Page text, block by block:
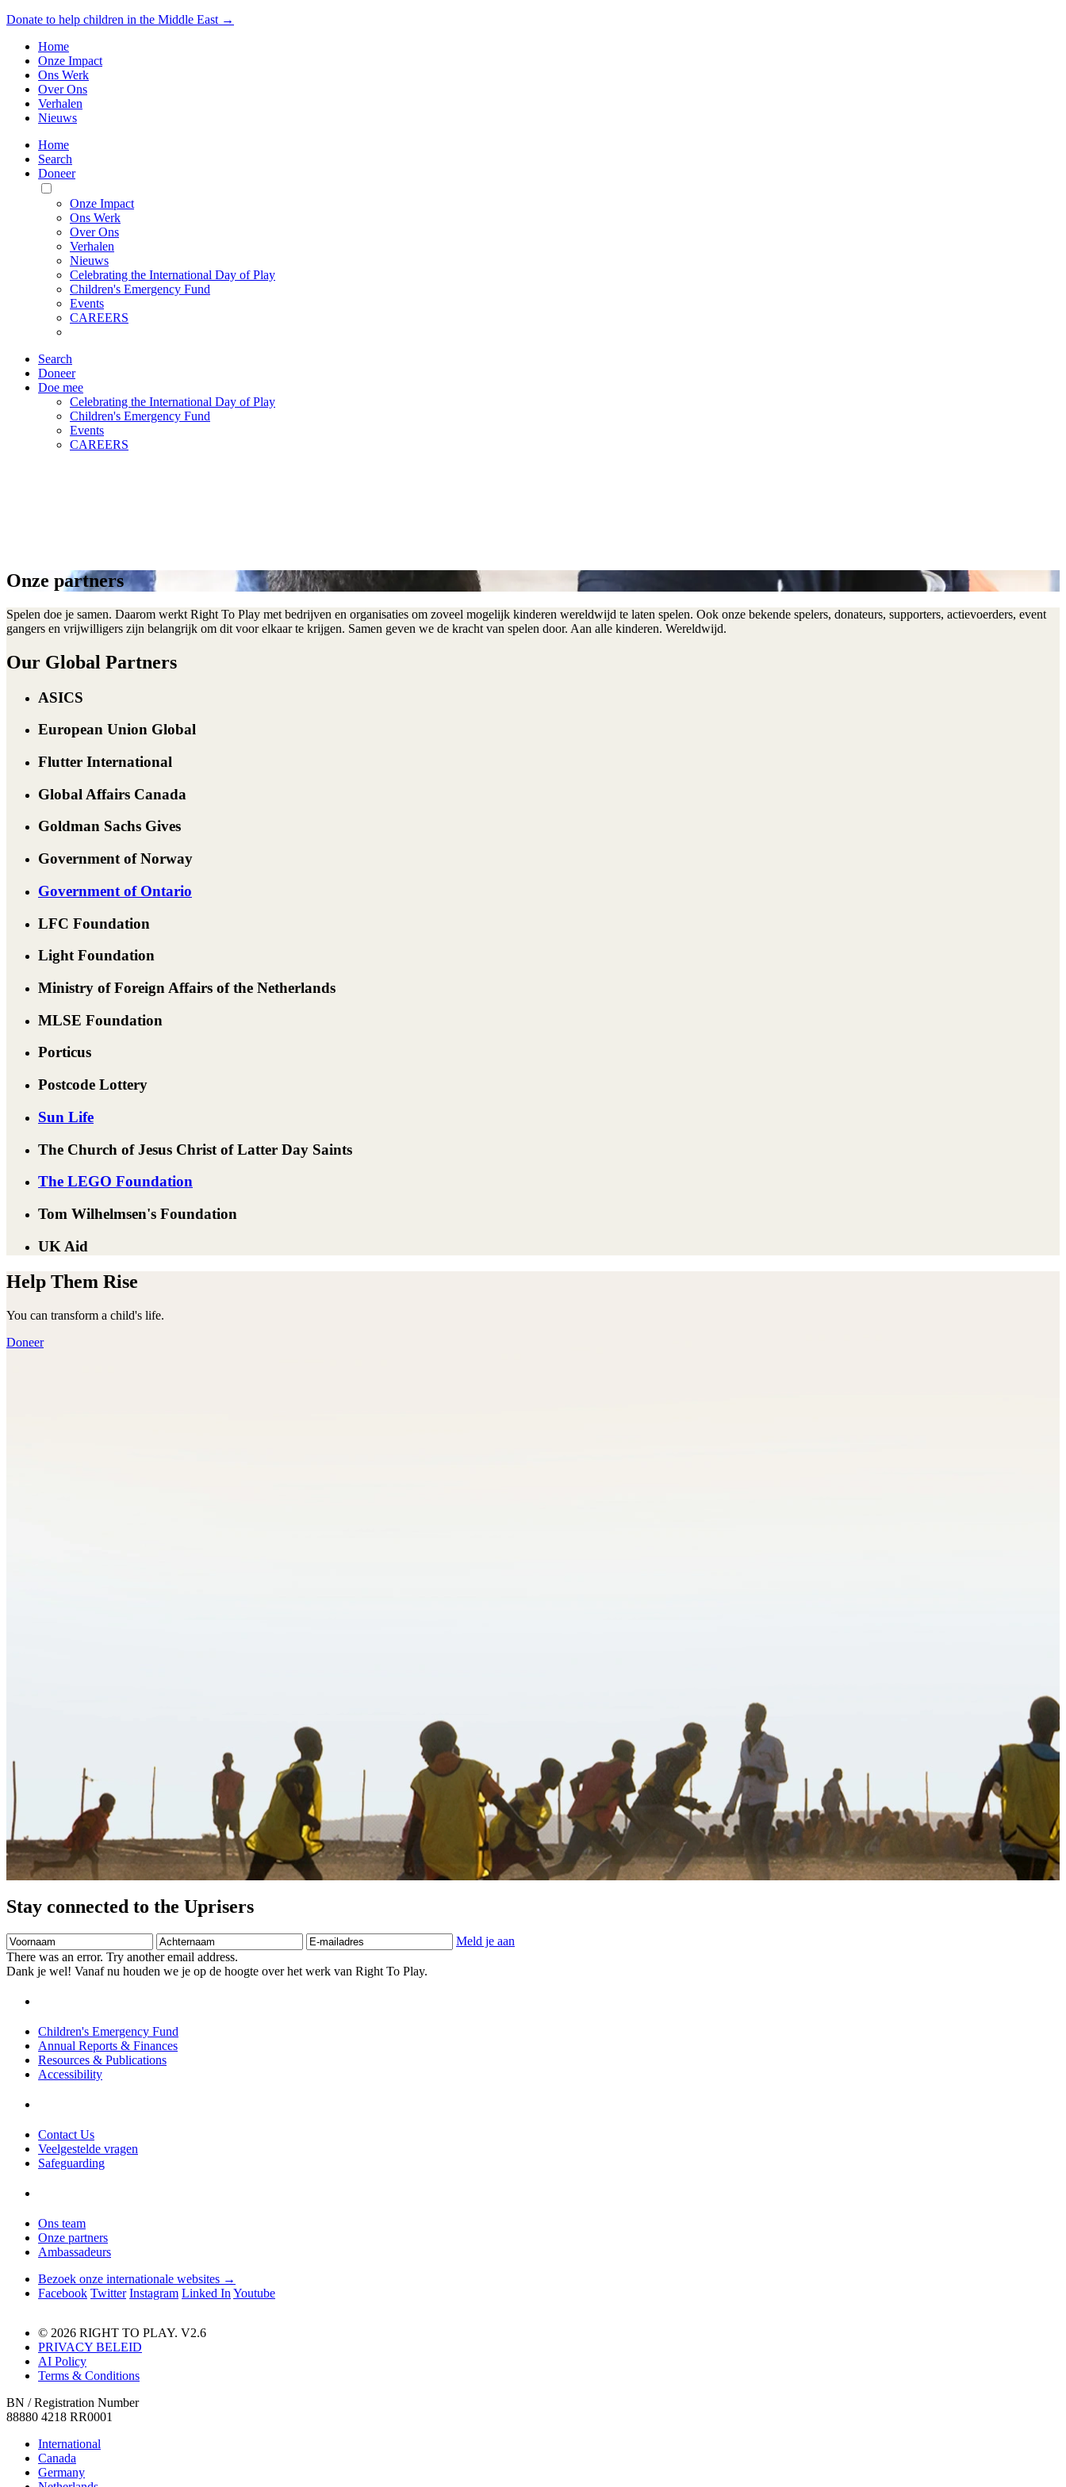
Donate to help children in the Middle East →
Home
Onze Impact
Ons Werk
Over Ons
Verhalen
Nieuws
Home
Search
Doneer
Toggle
Mobile
Menu
Onze Impact
Ons Werk
Over Ons
Verhalen
Nieuws
Celebrating the International Day of Play
Children's Emergency Fund
Events
CAREERS
Search
Doneer
Doe mee
Celebrating the International Day of Play
Children's Emergency Fund
Events
CAREERS
Onze partners
Spelen doe je samen. Daarom werkt Right To Play met bedrijven en organisaties om zoveel mogelijk kinderen wereldwijd te laten spelen. Ook onze bekende spelers, donateurs, supporters, actievoerders, event
gangers en vrijwilligers zijn belangrijk om dit voor elkaar te krijgen. Samen geven we de kracht van spelen door. Aan alle kinderen. Wereldwijd.
Our Global Partners
ASICS
European Union Global
Flutter International
Global Affairs Canada
Goldman Sachs Gives
Government of Norway
Government of Ontario
LFC Foundation
Light Foundation
Ministry of Foreign Affairs of the Netherlands
MLSE Foundation
Porticus
Postcode Lottery
Sun Life
The Church of Jesus Christ of Latter Day Saints
The LEGO Foundation
Tom Wilhelmsen's Foundation
UK Aid
Help Them Rise
You can transform a child's life.
Doneer
Stay connected to the Uprisers
Voornaam Achternaam
E-
mailadres
Meld je aan
There was an error. Try another email address.
Dank je wel! Vanaf nu houden we je op de hoogte over het werk van Right To Play.
Children's Emergency Fund
Annual Reports & Finances
Resources & Publications
Accessibility
Contact Us
Veelgestelde vragen
Safeguarding
Ons team
Onze partners
Ambassadeurs
Bezoek onze internationale websites →
Facebook Twitter Instagram Linked In Youtube
© 2026 RIGHT TO PLAY. V2.6
PRIVACY BELEID
AI Policy
Terms & Conditions
BN / Registration Number
88880 4218 RR0001
International
Canada
Germany